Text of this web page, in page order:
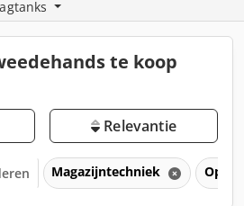
te koop
Relevantie
Magazijntechniek